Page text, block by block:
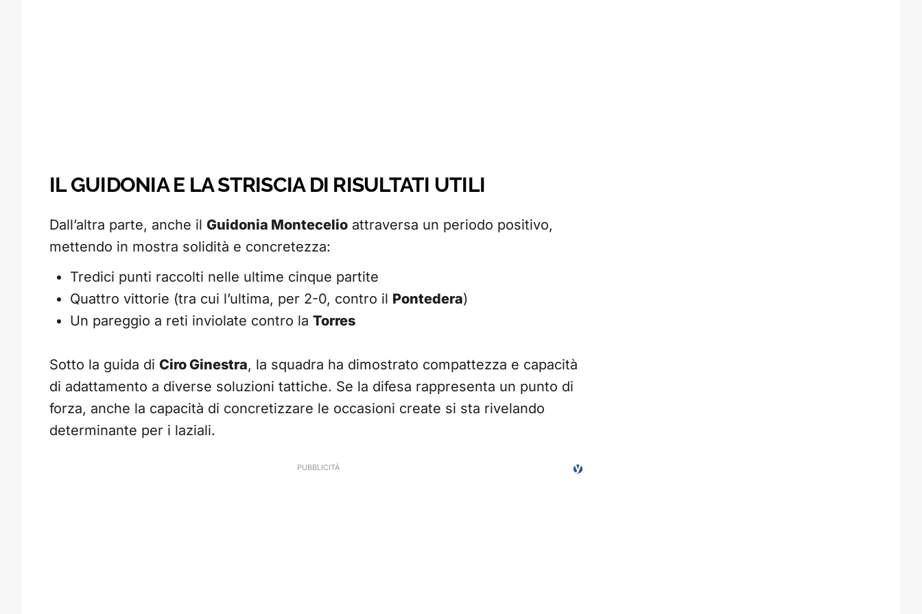
IL GUIDONIA E LA STRISCIA DI RISULTATI UTILI
Dall’altra parte, anche il Guidonia Montecelio attraversa un periodo positivo,
mettendo in mostra solidità e concretezza:
Tredici punti raccolti nelle ultime cinque partite
Quattro vittorie (tra cui l’ultima, per 2-0, contro il Pontedera)
Un pareggio a reti inviolate contro la Torres
Sotto la guida di Ciro Ginestra, la squadra ha dimostrato compattezza e capacità
di adattamento a diverse soluzioni tattiche. Se la difesa rappresenta un punto di
forza, anche la capacità di concretizzare le occasioni create si sta rivelando
determinante per i laziali.